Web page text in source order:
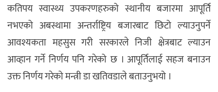
कतिपय स्वास्थ्य उपकरणहरुको स्थानीय बजारमा आपूर्ति
नभएको अबस्थामा अन्तर्राष्ट्रिय बजारबाट छिटो ल्याउनुपर्ने
आवश्यकता महसुस गरी सरकारले निजी क्षेत्रबाट ल्याउन
आव्हान गर्ने निर्णय पनि गरेको छ । आपूर्तिलाई सहज बनाउन
उक्त निर्णय गरेको मन्त्री डा खतिवडाले बताउनुभयो ।